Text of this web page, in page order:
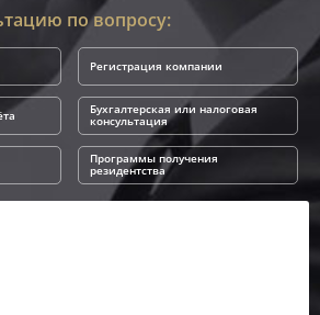
по вопросу:
Регистрация компании
Бухгалтерская или налоговая
консультация
Программы получения
резидентства